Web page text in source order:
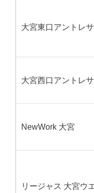
大宮東口アントレ
大宮西口アントレ
NewWork 大宮
リージャス 大宮ウ